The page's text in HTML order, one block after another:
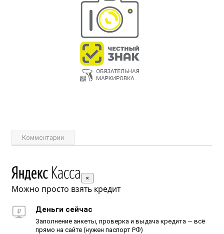
Комментарии
×
Можно просто взять кредит
Деньги сейчас
Заполнение анкеты, проверка и выдача кредита — всё
прямо на сайте (нужен паспорт РФ)